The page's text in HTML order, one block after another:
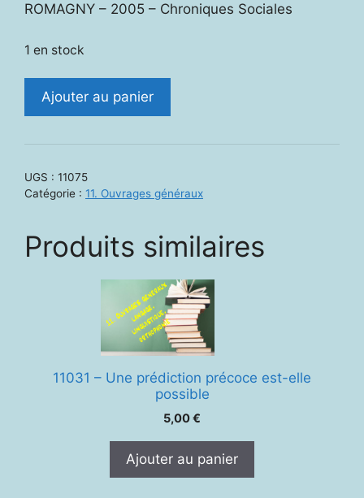
ROMAGNY – 2005 – Chroniques Sociales
1 en stock
quantité
accompagner
du
pédagogiques
Ajouter au panier
UGS : 11075
Catégorie : 11. Ouvrages généraux
Produits similaires
11031 – Une prédiction précoce est-elle
possible
5,00€
Ajouter au panier